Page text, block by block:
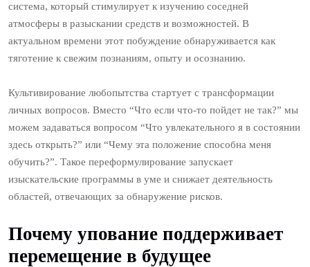
система, который стимулирует к изучению соседней
атмосферы в разыскании средств и возможностей. В
актуальном времени этот побуждение обнаруживается как
тяготение к свежим познаниям, опыту и осознанию.
Культивирование любопытства стартует с трансформации
личных вопросов. Вместо “Что если что-то пойдет не так?” мы
можем задаваться вопросом “Что увлекательного я в состоянии
здесь открыть?” или “Чему эта положение способна меня
обучить?”. Такое переформулирование запускает
изыскательские программы в уме и снижает деятельность
областей, отвечающих за обнаружение рисков.
Почему упование поддерживает
перемещение в будущее